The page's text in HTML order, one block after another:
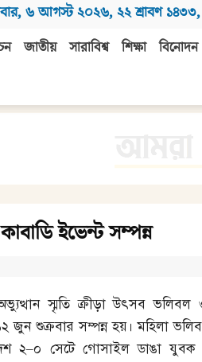
, ৬ আগস্ট ২০২৬, ২২ শ্রাবণ ১৪৩৩,
জাতীয় সারাবিশ্ব শিক্ষা বিনোদন
ইভেন্ট সম্পন্ন
স্মৃতি ক্রীড়া উৎসব ভলিবল
জুন শুক্রবার সম্পন্ন হয়। মহিলা
২–০ সেটে গোসাইল ডাঙা যুবক